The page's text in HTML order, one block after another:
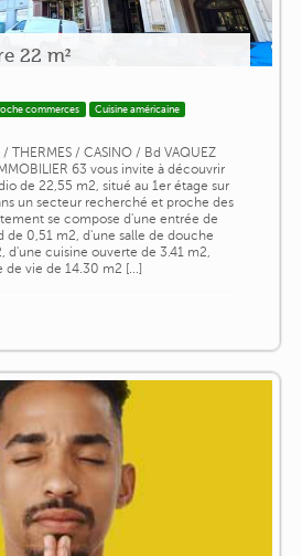
22 m²
commerces
Cuisine américaine
/ THERMES / CASINO / Bd VAQUEZ
63 vous invite à découvrir
de 22,55 m2, situé au 1er étage sur
un secteur recherché et proche des
se compose d'une entrée de
de 0,51 m2, d'une salle de douche
d'une cuisine ouverte de 3.41 m2,
de vie de 14.30 m2 [...]